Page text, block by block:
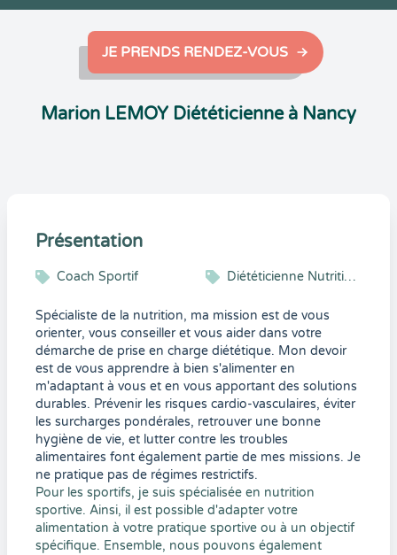
JE PRENDS RENDEZ-VOUS
Marion LEMOY Diététicienne à Nancy
Présentation
Coach Sportif Diététicienne Nutritionniste
Spécialiste de la nutrition, ma mission est de vous
orienter, vous conseiller et vous aider dans votre
démarche de prise en charge diététique. Mon devoir
est de vous apprendre à bien s'alimenter en
m'adaptant à vous et en vous apportant des solutions
durables. Prévenir les risques cardio-vasculaires, éviter
les surcharges pondérales, retrouver une bonne
hygiène de vie, et lutter contre les troubles
alimentaires font également partie de mes missions. Je
ne pratique pas de régimes restrictifs.
Pour les sportifs, je suis spécialisée en nutrition
sportive. Ainsi, il est possible d'adapter votre
alimentation à votre pratique sportive ou à un objectif
spécifique. Ensemble, nous pouvons également